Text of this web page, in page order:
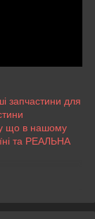
запчастини для
що в нашому
та РЕАЛЬНА